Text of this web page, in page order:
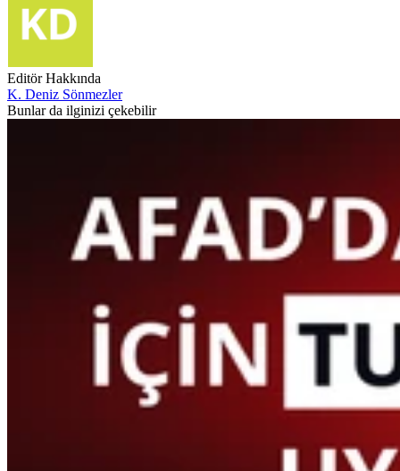
Editör Hakkında
K. Deniz Sönmezler
Bunlar da ilginizi çekebilir